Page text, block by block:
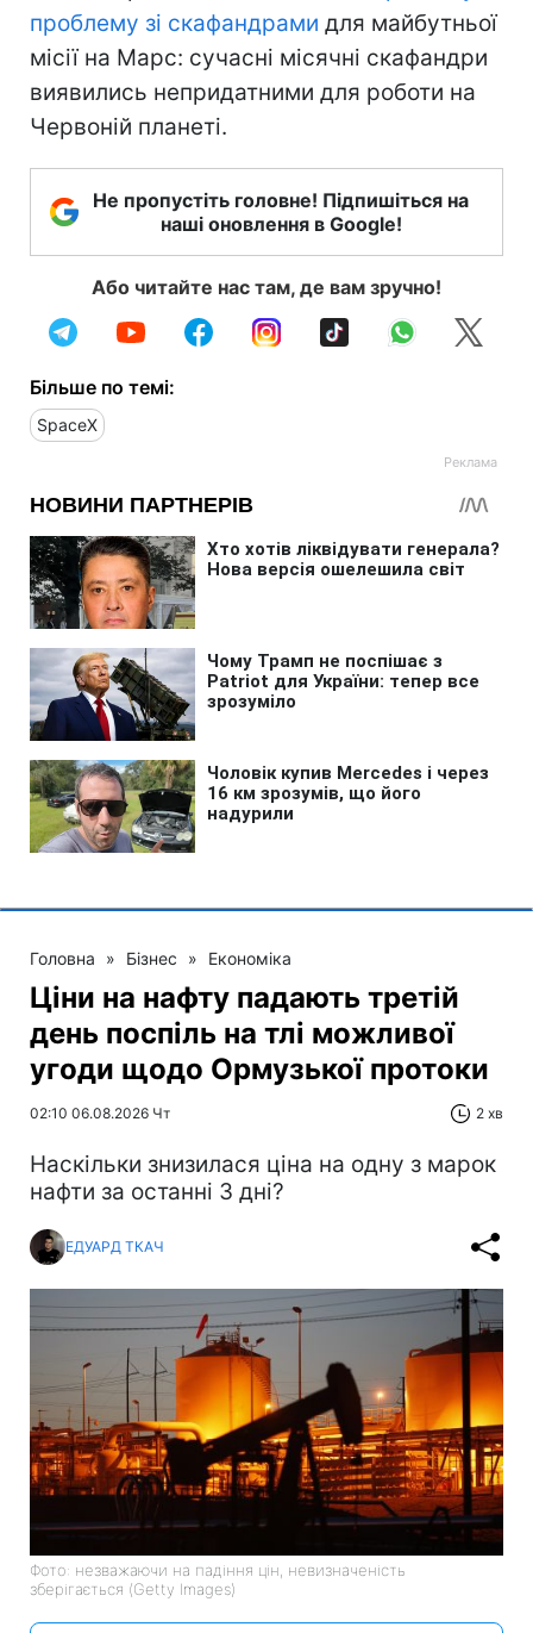
проблему зі скафандрами для майбутньої
місії на Марс: сучасні місячні скафандри
виявились непридатними для роботи на
Червоній планеті.
Не пропустіть головне! Підпишіться на
наші оновлення в Google!
Або читайте нас там, де вам зручно!
Більше по темі:
SpaceX
Головна » Бізнес » Економіка
Ціни на нафту падають третій
день поспіль на тлі можливої
угоди щодо Ормузької протоки
02:10 06.08.2026 Чт 2 хв
Наскільки знизилася ціна на одну з марок
нафти за останні 3 дні?
ЕДУАРД ТКАЧ
Фото: незважаючи на падіння цін, невизначеність
зберігається (Getty Images)